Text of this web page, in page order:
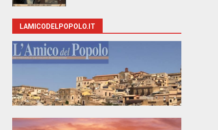
LAMICODELPOPOLO.IT